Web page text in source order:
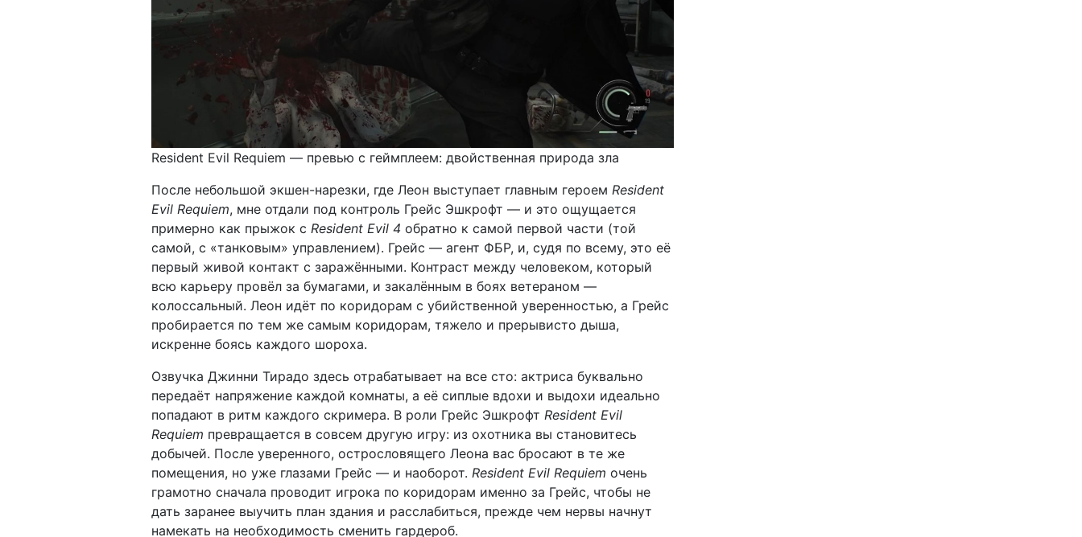
Resident Evil Requiem — превью с геймплеем: двойственная природа зла
После небольшой экшен-нарезки, где Леон выступает главным героем Resident
Evil Requiem, мне отдали под контроль Грейс Эшкрофт — и это ощущается
примерно как прыжок с Resident Evil 4 обратно к самой первой части (той
самой, с «танковым» управлением). Грейс — агент ФБР, и, судя по всему, это её
первый живой контакт с заражёнными. Контраст между человеком, который
всю карьеру провёл за бумагами, и закалённым в боях ветераном —
колоссальный. Леон идёт по коридорам с убийственной уверенностью, а Грейс
пробирается по тем же самым коридорам, тяжело и прерывисто дыша,
искренне боясь каждого шороха.
Озвучка Джинни Тирадо здесь отрабатывает на все сто: актриса буквально
передаёт напряжение каждой комнаты, а её сиплые вдохи и выдохи идеально
попадают в ритм каждого скримера. В роли Грейс Эшкрофт Resident Evil
Requiem превращается в совсем другую игру: из охотника вы становитесь
добычей. После уверенного, острословящего Леона вас бросают в те же
помещения, но уже глазами Грейс — и наоборот. Resident Evil Requiem очень
грамотно сначала проводит игрока по коридорам именно за Грейс, чтобы не
дать заранее выучить план здания и расслабиться, прежде чем нервы начнут
намекать на необходимость сменить гардероб.